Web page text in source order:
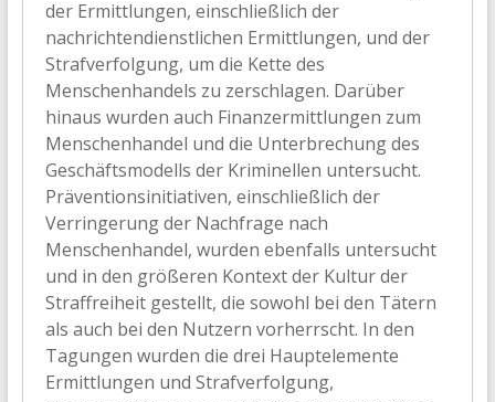
der Ermittlungen, einschließlich der
nachrichtendienstlichen Ermittlungen, und der
Strafverfolgung, um die Kette des
Menschenhandels zu zerschlagen. Darüber
hinaus wurden auch Finanzermittlungen zum
Menschenhandel und die Unterbrechung des
Geschäftsmodells der Kriminellen untersucht.
Präventionsinitiativen, einschließlich der
Verringerung der Nachfrage nach
Menschenhandel, wurden ebenfalls untersucht
und in den größeren Kontext der Kultur der
Straffreiheit gestellt, die sowohl bei den Tätern
als auch bei den Nutzern vorherrscht. In den
Tagungen wurden die drei Hauptelemente
Ermittlungen und Strafverfolgung,